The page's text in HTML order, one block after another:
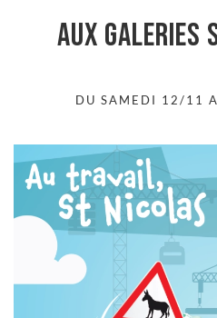
aux Galeries
DU SAMEDI 12/11